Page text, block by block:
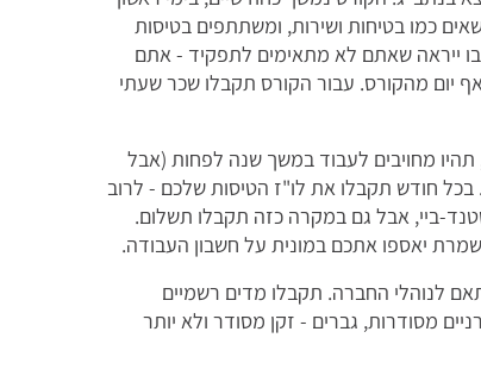
הדרכות בנושאים כמו בטיחות ושירות, ומשתתפים בטיסות
ייראה שאתם לא מתאימים לתפקיד - אתם
יום מהקורס. עבור הקורס תקבלו שכר שעתי
תהיו מחויבים לעבוד במשך שנה לפחות (אבל
חודש תקבלו את לו"ז הטיסות שלכם - לרוב
ביי, אבל גם במקרה כזה תקבלו תשלום.
יאספו אתכם במונית על חשבון העבודה.
לנוהלי החברה. תקבלו מדים רשמיים
מסודרות, גברים - זקן מסודר ולא יותר